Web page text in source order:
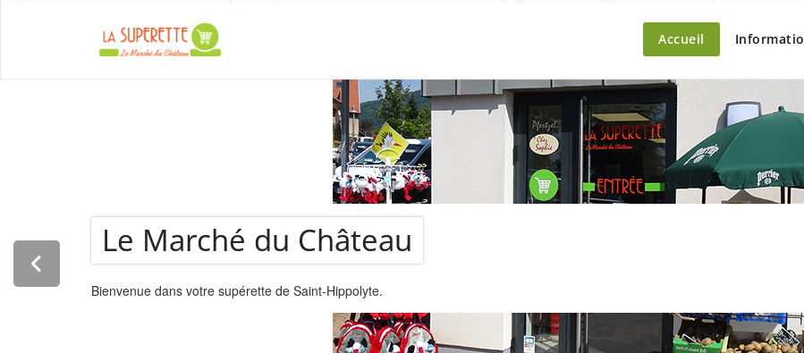
content
La Superette – le marché du château
Accueil